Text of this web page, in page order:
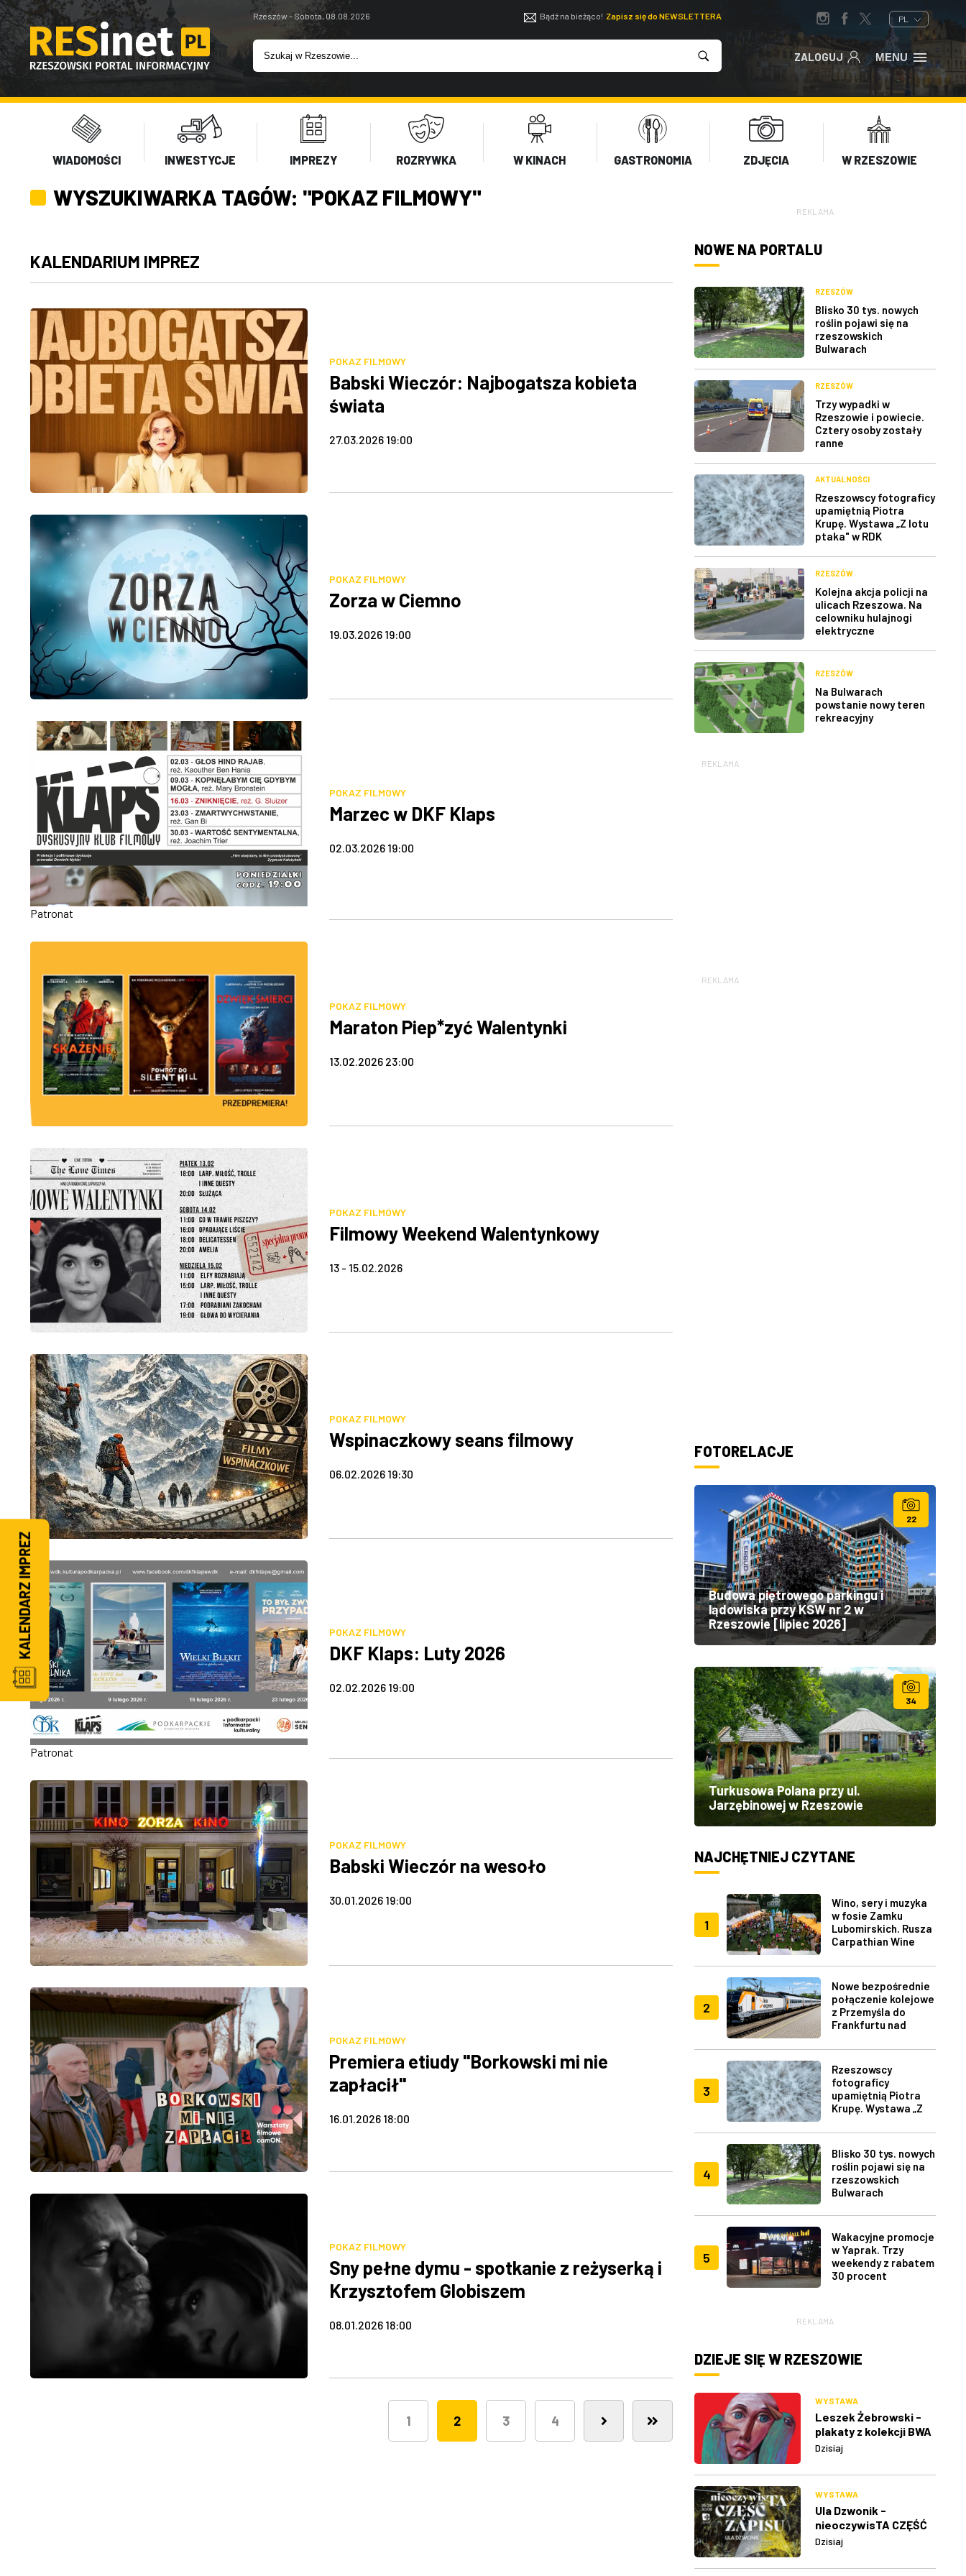
Rzeszów - Sobota, 08.08.2026 Bądź na bieżąco! Zapisz się do NEWSLETTERA PL
ZALOGUJ MENU
WIADOMOŚCI INWESTYCJE IMPREZY ROZRYWKA W KINACH GASTRONOMIA ZDJĘCIA W RZESZOWIE
WYSZUKIWARKA TAGÓW: "POKAZ FILMOWY"
KALENDARIUM IMPREZ
POKAZ FILMOWY
Babski Wieczór: Najbogatsza kobieta
świata
27.03.2026 19:00
POKAZ FILMOWY
Zorza w Ciemno
19.03.2026 19:00
Patronat
POKAZ FILMOWY
Marzec w DKF Klaps
02.03.2026 19:00
POKAZ FILMOWY
Maraton Piep*zyć Walentynki
13.02.2026 23:00
POKAZ FILMOWY
Filmowy Weekend Walentynkowy
13 - 15.02.2026
POKAZ FILMOWY
Wspinaczkowy seans filmowy
06.02.2026 19:30
Patronat
POKAZ FILMOWY
DKF Klaps: Luty 2026
02.02.2026 19:00
POKAZ FILMOWY
Babski Wieczór na wesoło
30.01.2026 19:00
POKAZ FILMOWY
Premiera etiudy "Borkowski mi nie
zapłacił"
16.01.2026 18:00
POKAZ FILMOWY
Sny pełne dymu - spotkanie z reżyserką i
Krzysztofem Globiszem
08.01.2026 18:00
1 2 3 4
REKLAMA
NOWE NA PORTALU
RZESZÓW
Blisko 30 tys. nowych
roślin pojawi się na
rzeszowskich
Bulwarach
RZESZÓW
Trzy wypadki w
Rzeszowie i powiecie.
Cztery osoby zostały
ranne
AKTUALNOŚCI
Rzeszowscy fotograficy
upamiętnią Piotra
Krupę. Wystawa „Z lotu
ptaka" w RDK
RZESZÓW
Kolejna akcja policji na
ulicach Rzeszowa. Na
celowniku hulajnogi
elektryczne
RZESZÓW
Na Bulwarach
powstanie nowy teren
rekreacyjny
REKLAMA
REKLAMA
FOTORELACJE
22
Budowa piętrowego parkingu i
lądowiska przy KSW nr 2 w
Rzeszowie [lipiec 2026]
34
Turkusowa Polana przy ul.
Jarzębinowej w Rzeszowie
NAJCHĘTNIEJ CZYTANE
1
Wino, sery i muzyka
w fosie Zamku
Lubomirskich. Rusza
Carpathian Wine
2
Nowe bezpośrednie
połączenie kolejowe
z Przemyśla do
Frankfurtu nad
3
Rzeszowscy
fotograficy
upamiętnią Piotra
Krupę. Wystawa „Z
4
Blisko 30 tys. nowych
roślin pojawi się na
rzeszowskich
Bulwarach
5
Wakacyjne promocje
w Yaprak. Trzy
weekendy z rabatem
30 procent
REKLAMA
DZIEJE SIĘ W RZESZOWIE
WYSTAWA
Leszek Żebrowski -
plakaty z kolekcji BWA
w Rzeszowie
Dzisiaj
WYSTAWA
Ula Dzwonik -
nieoczywisTA CZĘŚĆ
ZAPISU
Dzisiaj
KALENDARZ IMPREZ